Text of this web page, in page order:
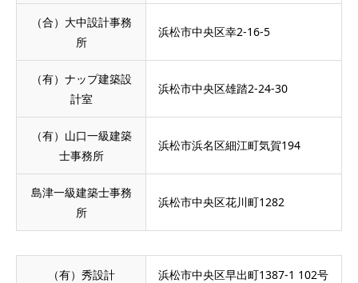
（合）大中設計事務
所
浜松市中央区幸2-16-5
（有）ナップ建築設
計室
浜松市中央区雄踏2-24-30
（有）山口一級建築
士事務所
浜松市浜名区細江町気賀194
島津一級建築士事務
所
浜松市中央区花川町1282
（有）秀設計 浜松市中央区早出町1387-1 102号